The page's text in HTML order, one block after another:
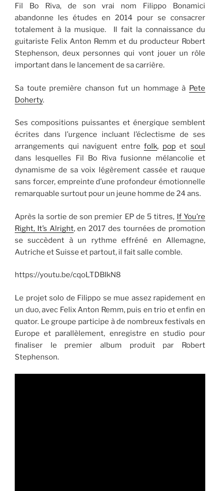
Fil Bo Riva, de son vrai nom Filippo Bonamici
abandonne les études en 2014 pour se consacrer
totalement à la musique. Il fait la connaissance du
guitariste Felix Anton Remm et du producteur Robert
Stephenson, deux personnes qui vont jouer un rôle
important dans le lancement de sa carrière.
Sa toute première chanson fut un hommage à Pete
Doherty.
Ses compositions puissantes et énergique semblent
écrites dans l’urgence incluant l’éclectisme de ses
arrangements qui naviguent entrefolk, popetsoul
dans lesquelles Fil Bo Riva fusionne mélancolie et
dynamisme de sa voix légèrement cassée et rauque
sans forcer, empreinte d’une profondeur émotionnelle
remarquable surtout pour un jeune homme de 24 ans.
Après la sortie de son premier EP de 5 titres, If You’re
Right, It’s Alright, en 2017 des tournées de promotion
se succèdent à un rythme effréné en Allemagne,
Autriche et Suisse et partout, il fait salle comble.
https://youtu.be/cqoLTDBIkN8
Le projet solo de Filippo se mue assez rapidement en
un duo, avec Felix Anton Remm, puis en trio et enfin en
quator. Le groupe participe à de nombreux festivals en
Europe et parallèlement, enregistre en studio pour
finaliser le premier album produit par Robert
Stephenson.